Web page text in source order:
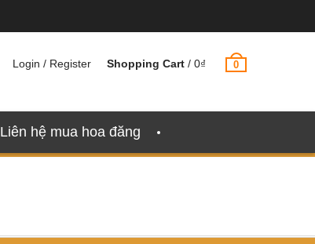
Login / Register Shopping Cart / 0₫ 0
Liên hệ mua hoa đăng